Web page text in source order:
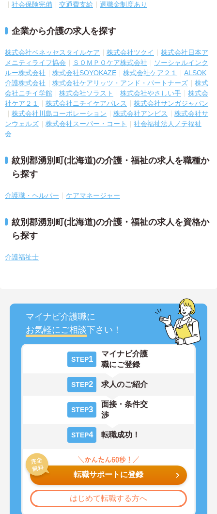
社会保険完備 交通費支給 退職金制度あり
企業から介護の求人を探す
株式会社ベネッセスタイルケア 株式会社ツクイ
株式会社日本ア
メニティライフ協会
ＳＯＭＰＯケア株式会社
ソーシャルインク
ルー株式会社
株式会社SOYOKAZE 株式会社ケア２１
ALSOK
介護株式会社
株式会社ケアリッツ・アンド・パートナーズ
株式
会社ニチイ学館
株式会社ソラスト 株式会社やさしい手
株式会
社ケア２１
株式会社ニチイケアパレス
株式会社サンガジャパン
株式会社川島コーポレーション
株式会社アンビス
株式会社サ
ンウェルズ
株式会社スーパー・コート
社会福祉法人ノテ福祉
会
紋別郡湧別町(北海道)の介護・福祉の求人を職種か
ら探す
介護職・ヘルパー ケアマネージャー
紋別郡湧別町(北海道)の介護・福祉の求人を資格か
ら探す
介護福祉士
マイナビ介護職に
お気軽にご相談下さい！
STEP1
マイナビ介護
職にご登録
STEP2 求人のご紹介
STEP3
面接・条件交
渉
STEP4 転職成功！
転職サポートに登録
はじめて転職する方へ